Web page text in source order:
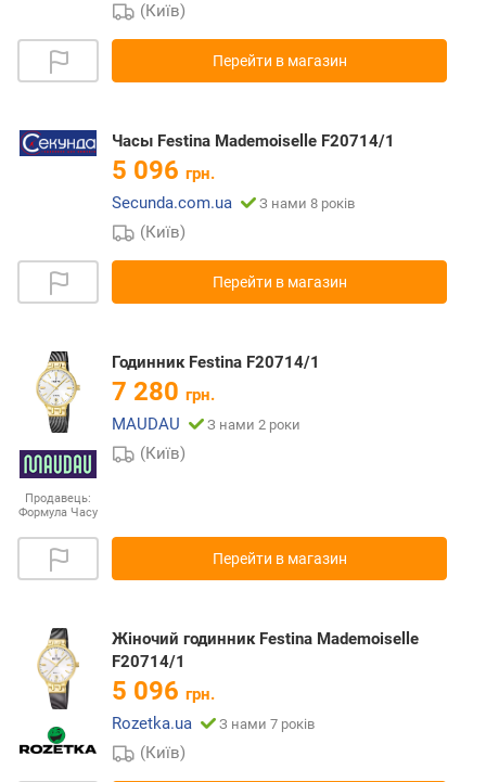
(Київ)
Перейти в магазин
Часы Festina Mademoiselle F20714/1
5 096 грн.
Secunda.com.ua
З нами 8 років
(Київ)
Перейти в магазин
Продавець:
Формула Часу
Годинник Festina F20714/1
7 280 грн.
MAUDAU
З нами 2 роки
(Київ)
Перейти в магазин
Жіночий годинник Festina Mademoiselle
F20714/1
5 096 грн.
Rozetka.ua
З нами 7 років
(Київ)